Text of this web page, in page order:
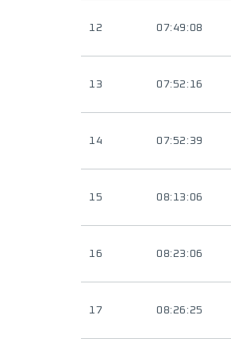
12 07:49:08
13 07:52:16
14 07:52:39
15 08:13:06
16 08:23:06
17 08:26:25